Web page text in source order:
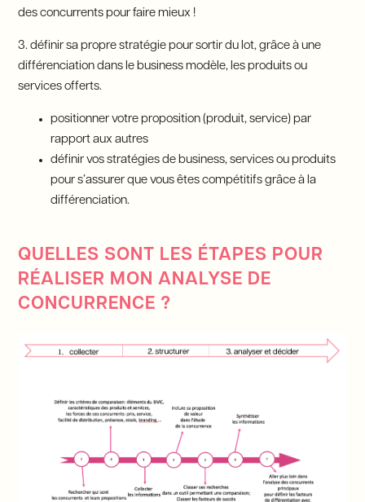
des concurrents pour faire mieux !
3. définir sa propre stratégie pour sortir du lot, grâce à une
différenciation dans le business modèle, les produits ou
services offerts.
positionner votre proposition (produit, service) par
rapport aux autres
définir vos stratégies de business, services ou produits
pour s’assurer que vous êtes compétitifs grâce à la
différenciation.
QUELLES SONT LES ÉTAPES POUR
RÉALISER MON ANALYSE DE
CONCURRENCE ?